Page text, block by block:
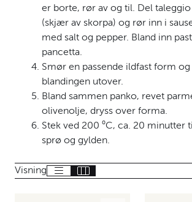
er borte, rør av og til. Del
(skjær av skorpa) og rør inn i
med salt og pepper. Bland inn
pancetta.
Smør en passende ildfast form
blandingen utover.
Bland sammen panko, revet
olivenolje, dryss over forma.
Stek ved 200 ⁰C, ca. 20 minutter
sprø og gylden.
Visning